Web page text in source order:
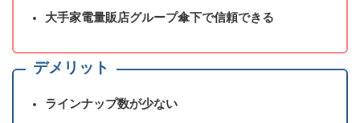
大手家電量販店グループ傘下で信頼できる
デメリット
ラインナップ数が少ない